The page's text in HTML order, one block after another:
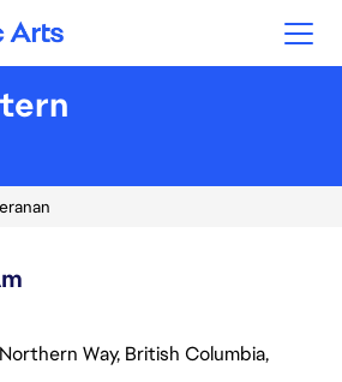
Arts
Way, British Columbia,